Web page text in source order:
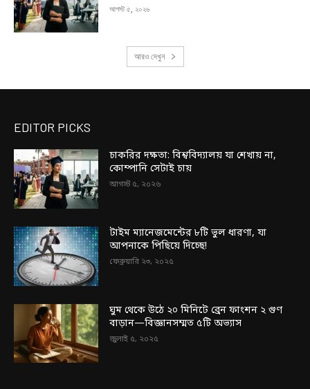
আগস্ট ৫, ২০২৬
আরও দেখুন
EDITOR PICKS
চাকরির দক্ষতা: বিশ্ববিদ্যালয় যা শেখায় না,
কোম্পানি সেটাই চায়
আগস্ট ৫, ২০২৬
টাইম ম্যানেজমেন্টের ৮টি ভুল ধারণা, যা
আপনাকে পিছিয়ে দিচ্ছে!
ফেব্রুয়ারি ২৩, ২০২৫
ঘুম থেকে উঠে ২০ মিনিটে ব্রেন ফাংশন ২ গুণ
বাড়ান—বিজ্ঞানসম্মত ৫টি অভ্যাস
জুলাই ৫, ২০২৫